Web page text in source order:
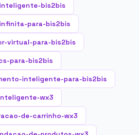
bis2bis
para-bis2bis
virtual-para-bis2bis
para-bis2bis
inteligente-para-bis2bis
wx3
de-carrinho-wx3